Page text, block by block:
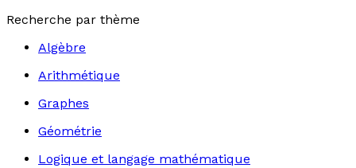
Recherche par thème
Algèbre
Arithmétique
Graphes
Géométrie
Logique et langage mathématique